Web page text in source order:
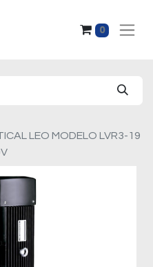
0
LEO MODELO LVR3-19